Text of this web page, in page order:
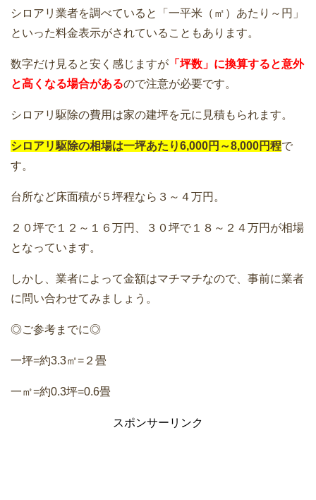
シロアリ業者を調べていると「一平米（㎡）あたり～円」
といった料金表示がされていることもあります。
数字だけ見ると安く感じますが 「坪数」に換算すると意外
と高くなる場合があるので注意が必要です。
シロアリ駆除の費用は家の建坪を元に見積もられます。
シロアリ駆除の相場は一坪あたり6,000円～8,000円程で
す。
台所など床面積が５坪程なら３～４万円。
２０坪で１２～１６万円、３０坪で１８～２４万円が相場
となっています。
しかし、業者によって金額はマチマチなので、事前に業者
に問い合わせてみましょう。
◎ご参考までに◎
一坪=約3.3㎡=２畳
一㎡=約0.3坪=0.6畳
スポンサーリンク